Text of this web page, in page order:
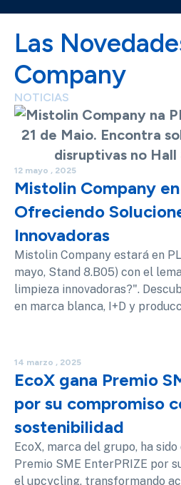
Las
Company
NOTICIAS
12 mayo , 2025
Mistolin Company
Ofreciendo
Innovadoras
Mistolin Company estará en
mayo, Stand 8.B05) con el
limpieza innovadoras?".
en marca blanca, I+D y
14 marzo , 2025
EcoX gana Premio
por su compromiso
sostenibilidad
EcoX, marca del grupo, ha
Premio SME EnterPRIZE por
el upcycling, transformando